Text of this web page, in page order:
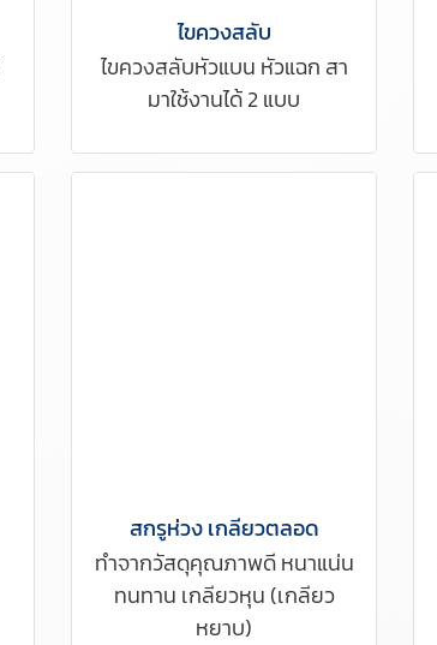
ไขควงสลับ
ไขควงสลับหัวแบน หัวแฉก สา
มาใช้งานได้ 2 แบบ
สกรูห่วง เกลียวตลอด
ทำจากวัสดุคุณภาพดี หนาแน่น
ทนทาน เกลียวหุน (เกลียว
หยาบ)